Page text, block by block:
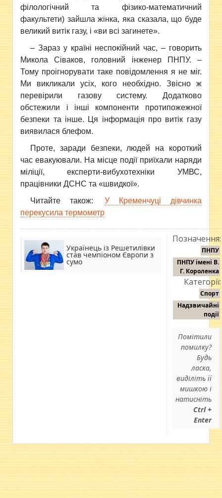
філологічний та фізико-математичний
факультети) зайшла жінка, яка сказала, що буде
великий витік газу, і «ви всі загинете».
– Зараз у країні неспокійний час, – говорить
Микола Сіваков, головний інженер ПНПУ. –
Тому проігнорувати таке повідомлення я не міг.
Ми викликали усіх, кого необхідно. Звісно ж
перевірили газову систему. Додатково
обстежили і інші компоненти протипожежної
безпеки та інше. Ця інформація про витік газу
виявилася блефом.
Проте, заради безпеки, людей на короткий
час евакуювали. На місце події приїхали наряди
міліції, експерти-вибухотехніки УМВС,
працівники ДСНС та «швидкої».
Читайте також:
У Кременчуці дівчинка
перекусила термометр
Українець із Решетилівки
став чемпіоном Європи з
сумо
Позначення:
ПНПУ
ПНПУ імені В.
Г. Короленка
Категорії:
Спорт
Надзвичайні
події
Помітили
помилку?
Будь
ласка,
виділіть її
мишкою і
натисніть
Ctrl +
Enter